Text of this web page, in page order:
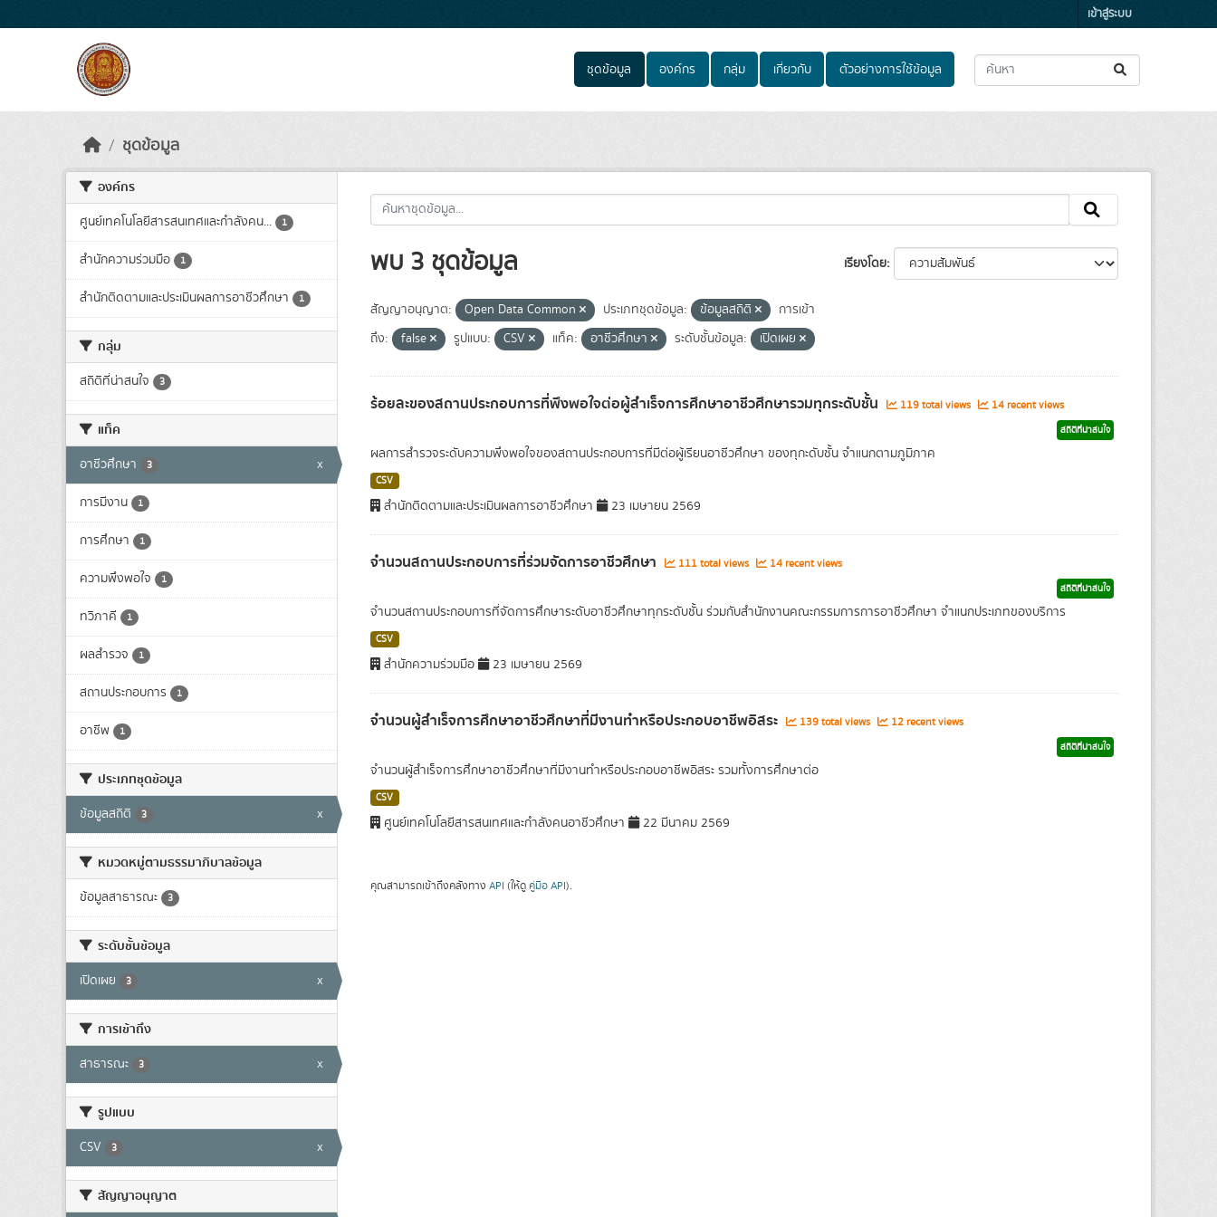
เข้าสู่ระบบ
ชุดข้อมูล องค์กร กลุ่ม เกี่ยวกับ ตัวอย่างการใช้ข้อมูล
ชุดข้อมูล
องค์กร
ศูนย์เทคโนโลยีสารสนเทศและกำลังคน... 1
สำนักความร่วมมือ 1
สำนักติดตามและประเมินผลการอาชีวศึกษา 1
กลุ่ม
สถิติที่น่าสนใจ 3
แท็ค
อาชีวศึกษา 3 x
การมีงาน 1
การศึกษา 1
ความพึงพอใจ 1
ทวิภาคี 1
ผลสำรวจ 1
สถานประกอบการ 1
อาชีพ 1
ประเภทชุดข้อมูล
ข้อมูลสถิติ 3 x
หมวดหมู่ตามธรรมาภิบาลข้อมูล
ข้อมูลสาธารณะ 3
ระดับชั้นข้อมูล
เปิดเผย 3 x
การเข้าถึง
สาธารณะ 3 x
รูปแบบ
CSV 3 x
สัญญาอนุญาต
เรียงโดย
พบ 3 ชุดข้อมูล
สัญญาอนุญาต: Open Data Common ประเภทชุดข้อมูล: ข้อมูลสถิติ
การเข้า
ถึง:
false รูปแบบ: CSV แท็ค: อาชีวศึกษา ระดับชั้นข้อมูล: เปิดเผย
ร้อยละของสถานประกอบการที่พึงพอใจต่อผู้สำเร็จการศึกษาอาชีวศึกษารวมทุกระดับชั้น 119 total views 14 recent views
สถิติที่น่าสนใจ
ผลการสำรวจระดับความพึงพอใจของสถานประกอบการที่มีต่อผู้เรียนอาชีวศึกษา ของทุกะดับชั้น จำแนกตามภูมิภาค
CSV
สำนักติดตามและประเมินผลการอาชีวศึกษา 23 เมษายน 2569
จำนวนสถานประกอบการที่ร่วมจัดการอาชีวศึกษา 111 total views 14 recent views
สถิติที่น่าสนใจ
จำนวนสถานประกอบการที่จัดการศึกษาระดับอาชีวศึกษาทุกระดับชั้น ร่วมกับสำนักงานคณะกรรมการการอาชีวศึกษา จำแนกประเภทของบริการ
CSV
สำนักความร่วมมือ 23 เมษายน 2569
จำนวนผู้สำเร็จการศึกษาอาชีวศึกษาที่มีงานทำหรือประกอบอาชีพอิสระ 139 total views 12 recent views
สถิติที่น่าสนใจ
จำนวนผู้สำเร็จการศึกษาอาชีวศึกษาที่มีงานทำหรือประกอบอาชีพอิสระ รวมทั้งการศึกษาต่อ
CSV
ศูนย์เทคโนโลยีสารสนเทศและกำลังคนอาชีวศึกษา 22 มีนาคม 2569
คุณสามารถเข้าถึงคลังทาง API (ให้ดู คู่มือ API).